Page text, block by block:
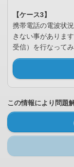
【ケース3】
携帯電話の電波状
きない事がありま
受信）を行なってみ
この情報により問題